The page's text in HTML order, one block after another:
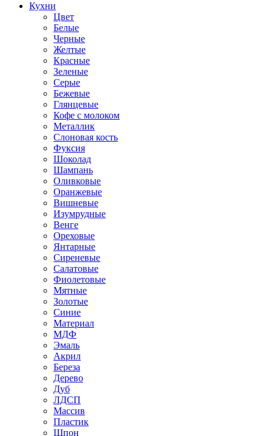
Кухни
Цвет
Белые
Черные
Желтые
Красные
Зеленые
Серые
Бежевые
Глянцевые
Кофе с молоком
Металлик
Слоновая кость
Фуксия
Шоколад
Шампань
Оливковые
Оранжевые
Вишневые
Изумрудные
Венге
Ореховые
Янтарные
Сиреневые
Салатовые
Фиолетовые
Мятные
Золотые
Синие
Материал
МДФ
Эмаль
Акрил
Береза
Дерево
Дуб
ЛДСП
Массив
Пластик
Шпон